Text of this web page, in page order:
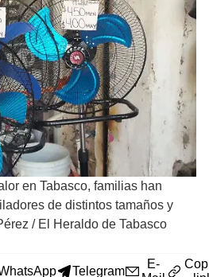
en Tabasco, familias han
de distintos tamaños y
/ El Heraldo de Tabasco
Telegram
E-